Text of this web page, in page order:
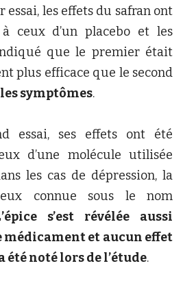
essai, les effets du safran ont
ceux d’un placebo et les
que le premier était
plus efficace que le second
symptômes.
essai, ses effets ont été
d’une molécule utilisée
les cas de dépression, la
connue sous le nom
s’est révélée aussi
médicament et aucun effet
été noté lors de l’étude.